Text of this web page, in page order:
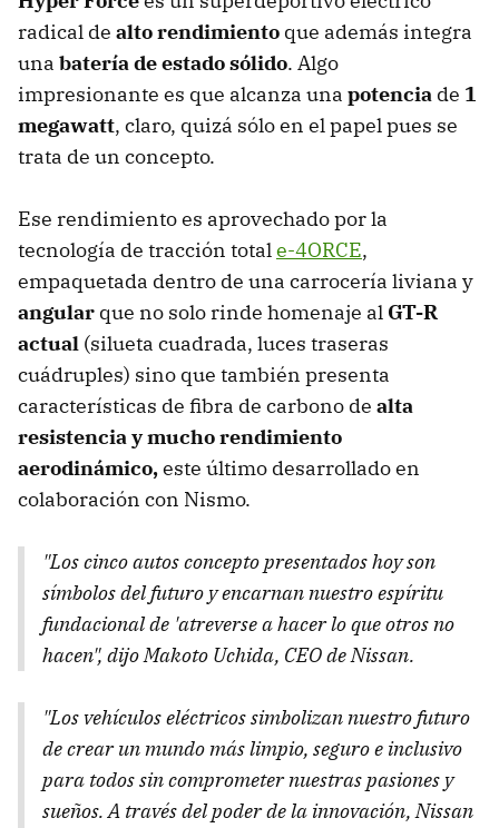
radical de alto rendimiento que además integra
una batería de estado sólido. Algo
impresionante es que alcanza una potencia de 1
megawatt, claro, quizá sólo en el papel pues se
trata de un concepto.
Ese rendimiento es aprovechado por la
tecnología de tracción totale-4ORCE,
empaquetada dentro de una carrocería liviana y
angular que no solo rinde homenaje al GT-R
actual (silueta cuadrada, luces traseras
cuádruples) sino que también presenta
características de fibra de carbono de alta
resistencia y mucho rendimiento
aerodinámico,este último desarrollado en
colaboración con Nismo.
"Los cinco autos concepto presentados hoy son
símbolos del futuro y encarnan nuestro espíritu
fundacional de 'atreverse a hacer lo que otros no
hacen", dijo Makoto Uchida, CEO de Nissan.
"Los vehículos eléctricos simbolizan nuestro futuro
de crear un mundo más limpio, seguro e inclusivo
para todos sin comprometer nuestras pasiones y
sueños. A través del poder de la innovación, Nissan